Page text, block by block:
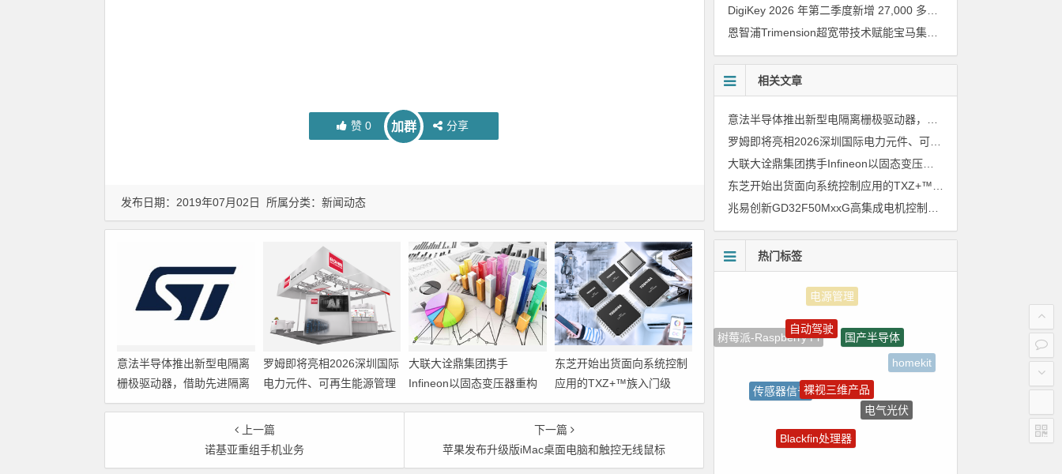
赞0 加群 分享
发布日期：2019年07月02日 所属分类： 新闻动态
意法半导体推出新型电隔离
栅极驱动器，借助先进隔离
技术简化电源设计
罗姆即将亮相2026深圳国际
电力元件、可再生能源管理
展览会暨研讨会
大联大诠鼎集团携手
Infineon以固态变压器重构
配电效率新标杆
东芝开始出货面向系统控制
应用的TXZ+™族入门级
M4V组（搭载Arm
Cortex‑M4内核的标准微控
制器）工程样品
上一篇
诺基亚重组手机业务
下一篇
苹果发布升级版iMac桌面电脑和触控无线鼠标
恩智浦Trimension超宽带技术赋能宝马集团Digital Key Plus及生命体存在检测功能
相关文章
罗姆即将亮相2026深圳国际电力元件、可再生能源管理展览会暨研讨会
大联大诠鼎集团携手Infineon以固态变压器重构配电效率新标杆
热门标签
树莓派-Raspberry Pi
自动驾驶
国产半导体
homekit
传感器信号
电气光伏
LED驱动方案
Blackfin处理器